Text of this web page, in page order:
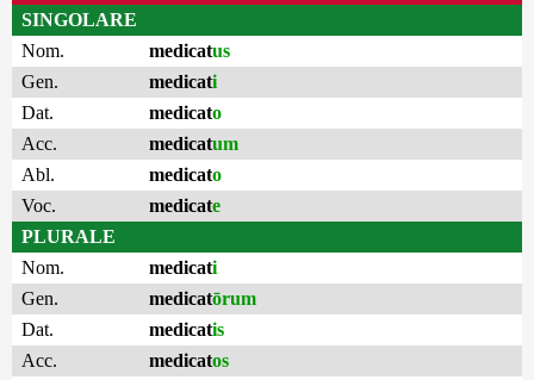
SINGOLARE
Nom.
medicatus
Gen.
medicati
Dat.
medicato
Acc.
medicatum
Abl.
medicato
Voc.
medicate
PLURALE
Nom.
medicati
Gen.
medicatōrum
Dat.
medicatis
Acc.
medicatos